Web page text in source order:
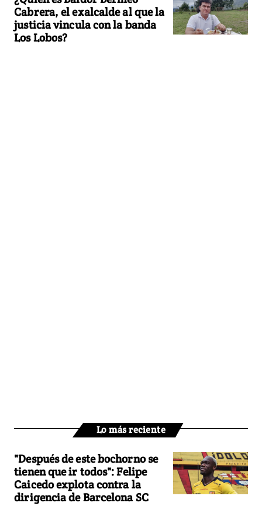
Cabrera, el exalcalde al que la
justicia vincula con la banda
Los Lobos?
Lo más reciente
"Después de este bochorno se
tienen que ir todos": Felipe
Caicedo explota contra la
dirigencia de Barcelona SC